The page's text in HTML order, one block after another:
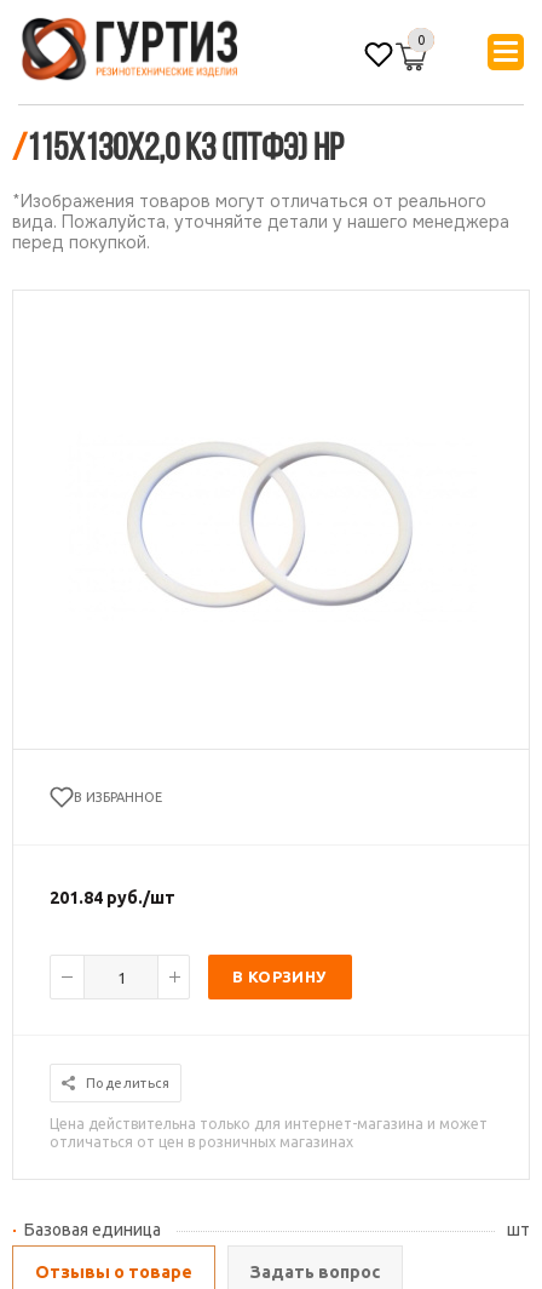
0
/115х130х2,0 КЗ (ПТФЭ) НР
*Изображения товаров могут отличаться от реального
вида. Пожалуйста, уточняйте детали у нашего менеджера
перед покупкой.
В ИЗБРАННОЕ
201.84 руб./шт
В КОРЗИНУ
Поделиться
Цена действительна только для интернет-магазина и может
отличаться от цен в розничных магазинах
Базовая единица шт
Отзывы о товаре Задать вопрос